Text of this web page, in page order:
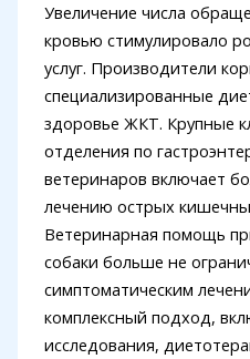
Увеличение числа
кровью стимулировало
услуг. Производители
специализированные
здоровье ЖКТ. Крупные
отделения по
ветеринаров включает
лечению острых
Ветеринарная помощь
собаки больше не
симптоматическим
комплексный подход,
исследования,